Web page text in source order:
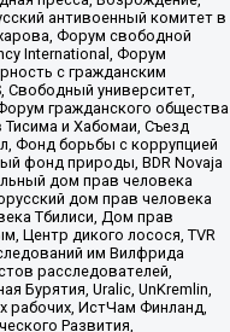
антивоенный комитет в
Форум свободной
International, Форум
с гражданским
Свободный университет,
гражданского общества
и Хабомаи, Съезд
Фонд борьбы с коррупцией
фонд природы, BDR Novaja
дом прав человека
дом прав человека
Тбилиси, Дом прав
Центр дикого лосося, TVR
им Вилфрида
расследователей,
Бурятия, Uralic, UnKremlin,
рабочих, ИстЧам Финланд,
Развития,